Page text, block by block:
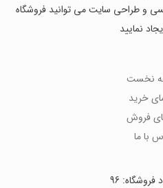
و طراحی سایت می توانید فروشگاه
نمایید
نخست
خرید
فروش
با ما
فروشگاه: 96